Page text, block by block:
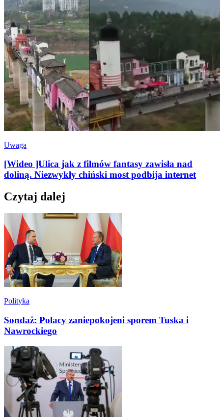
Uwaga
[Wideo ]Ulica jak z filmów fantasy zawisła nad
doliną. Niezwykły chiński most podbija internet
Czytaj dalej
Polityka
Sondaż: Polacy zaniepokojeni sporem Tuska i
Nawrockiego